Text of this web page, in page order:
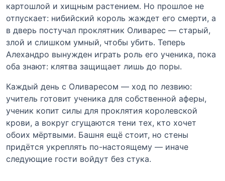
картошлой и хищным растением. Но прошлое не
отпускает: нибийский король жаждет его смерти, а
в дверь постучал проклятник Оливарес — старый,
злой и слишком умный, чтобы убить. Теперь
Алехандро вынужден играть роль его ученика, пока
оба знают: клятва защищает лишь до поры.
Каждый день с Оливаресом — ход по лезвию:
учитель готовит ученика для собственной аферы,
ученик копит силы для проклятия королевской
крови, а вокруг сгущаются тени тех, кто хочет
обоих мёртвыми. Башня ещё стоит, но стены
придётся укреплять по-настоящему — иначе
следующие гости войдут без стука.